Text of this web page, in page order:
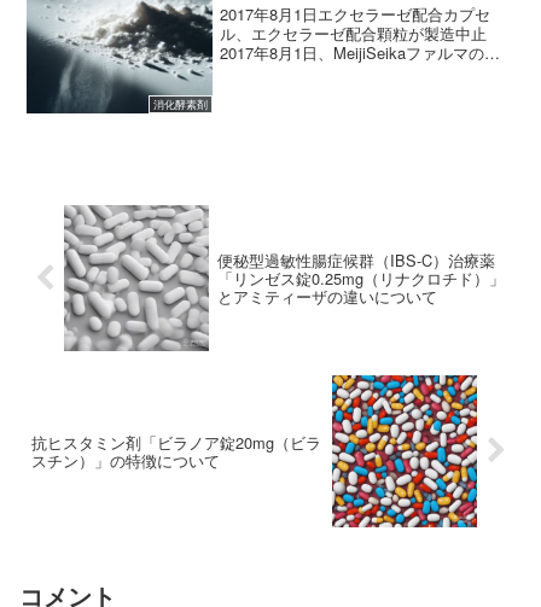
消化酵素剤
2017年8月1日エクセラーゼ配合カプセ
ル、エクセラーゼ配合顆粒が製造中止
2017年8月1日、MeijiSeikaファルマのエ
便秘型過敏性腸症候群（IBS-C）治療薬
「リンゼス錠0.25mg（リナクロチド）」
とアミティーザの違いについて
抗ヒスタミン剤「ビラノア錠20mg（ビラ
スチン）」の特徴について
コメント